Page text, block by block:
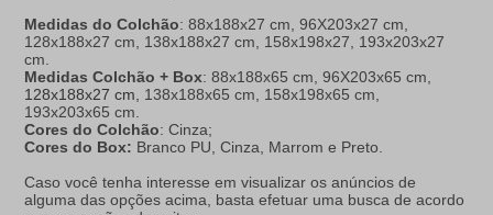
Medidas do Colchão: 88x188x27 cm, 96X203x27 cm,
128x188x27 cm, 138x188x27 cm, 158x198x27, 193x203x27
cm.
Medidas Colchão + Box: 88x188x65 cm, 96X203x65 cm,
128x188x27 cm, 138x188x65 cm, 158x198x65 cm,
193x203x65 cm.
Cores do Colchão: Cinza;
Cores do Box: Branco PU, Cinza, Marrom e Preto.
Caso você tenha interesse em visualizar os anúncios de
alguma das opções acima, basta efetuar uma busca de acordo